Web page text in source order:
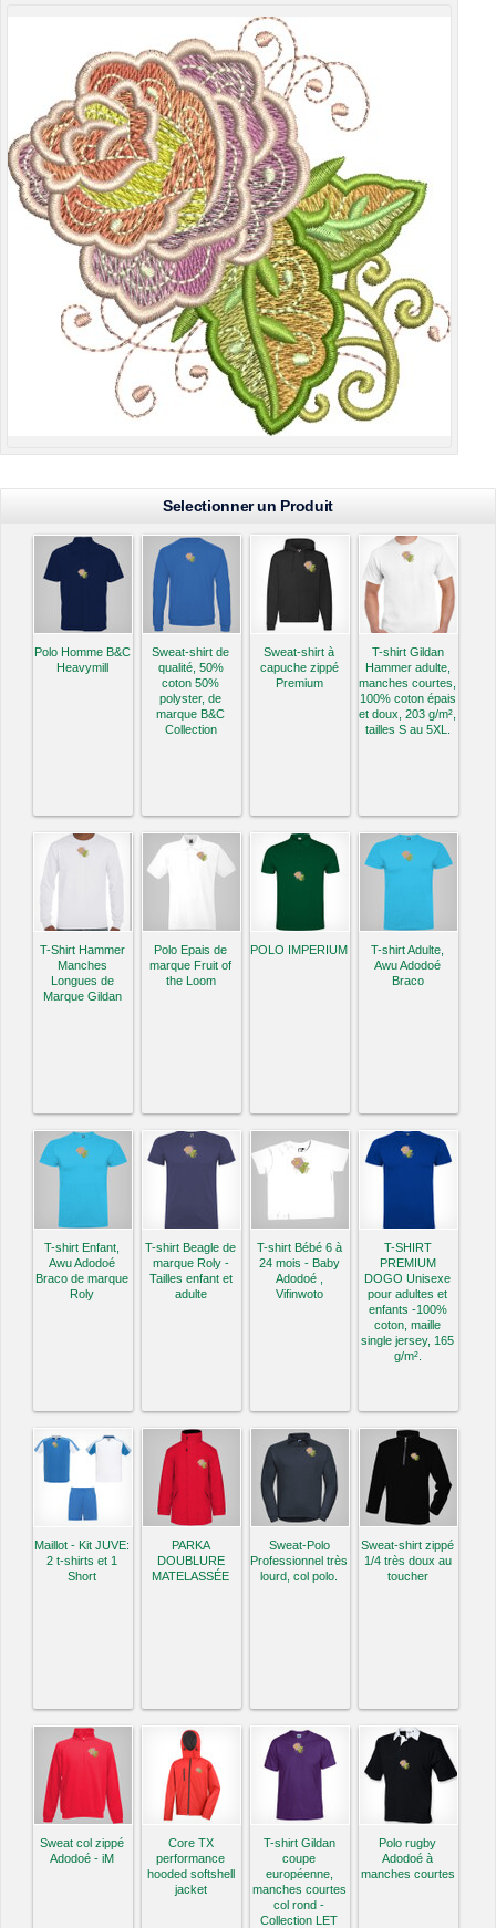
Selectionner un Produit
Polo Homme B&C
Heavymill
Sweat-shirt de
qualité, 50%
coton 50%
polyster, de
marque B&C
Collection
Sweat-shirt à
capuche zippé
Premium
T-shirt Gildan
Hammer adulte,
manches courtes,
100% coton épais
et doux, 203 g/m²,
tailles S au 5XL.
T-Shirt Hammer
Manches
Longues de
Marque Gildan
Polo Epais de
marque Fruit of
the Loom
POLO IMPERIUM
T-shirt Adulte,
Awu Adodoé
Braco
T-shirt Enfant,
Awu Adodoé
Braco de marque
Roly
T-shirt Beagle de
marque Roly -
Tailles enfant et
adulte
T-shirt Bébé 6 à
24 mois - Baby
Adodoé ,
Vifinwoto
T-SHIRT
PREMIUM
DOGO Unisexe
pour adultes et
enfants -100%
coton, maille
single jersey, 165
g/m².
Maillot - Kit JUVE:
2 t-shirts et 1
Short
PARKA
DOUBLURE
MATELASSÉE
Sweat-Polo
Professionnel très
lourd, col polo.
Sweat-shirt zippé
1/4 très doux au
toucher
Sweat col zippé
Adodoé - iM
Core TX
performance
hooded softshell
jacket
T-shirt Gildan
coupe
européenne,
manches courtes
col rond -
Collection LET
Polo rugby
Adodoé à
manches courtes